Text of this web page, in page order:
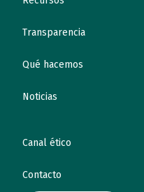
Transparencia
Qué hacemos
Noticias
Canal ético
Contacto